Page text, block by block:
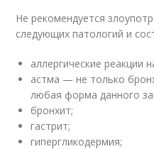
Не рекомендуется
следующих патологий и
аллергические реакции
астма — не только
любая форма данного
бронхит;
гастрит;
гипергликодермия;